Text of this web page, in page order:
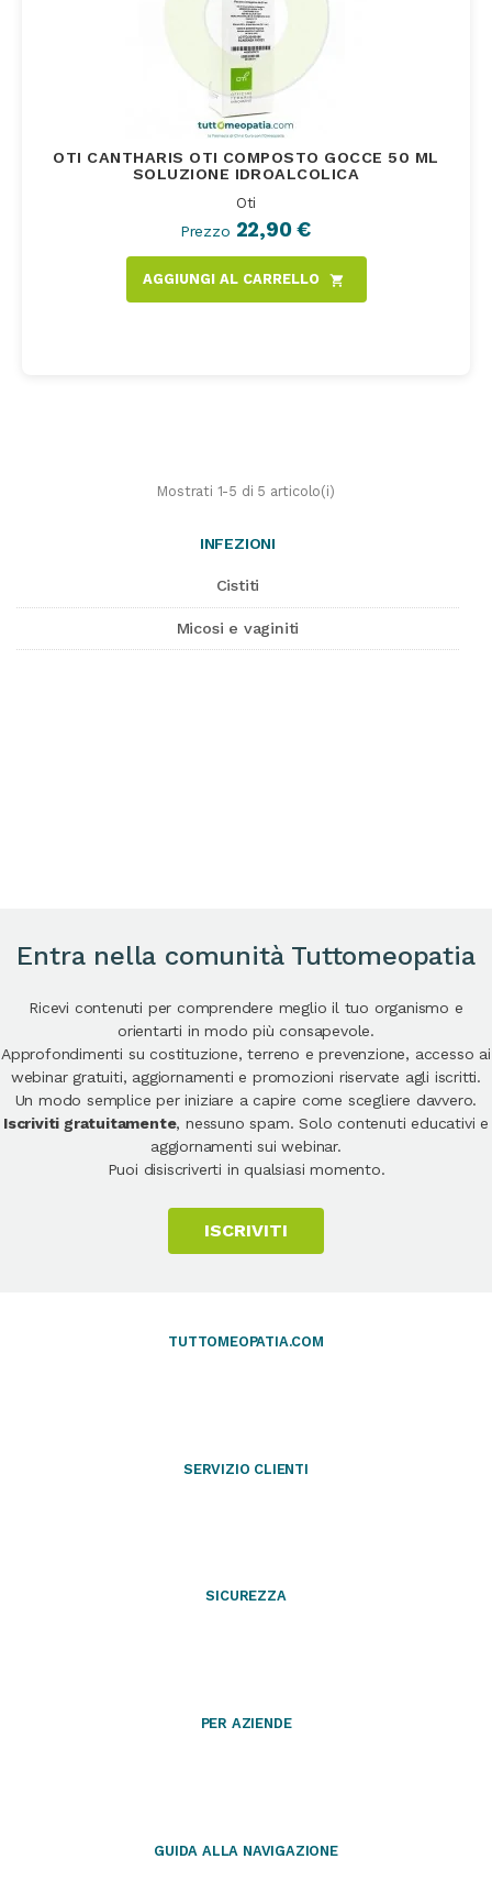
OTI CANTHARIS OTI COMPOSTO GOCCE 50 ML
SOLUZIONE IDROALCOLICA
Oti
Prezzo 22,90 €
AGGIUNGI AL CARRELLO shopping_cart
Mostrati 1-5 di 5 articolo(i)
INFEZIONI
Cistiti
Micosi e vaginiti
Entra nella comunità Tuttomeopatia
Ricevi contenuti per comprendere meglio il tuo organismo e
orientarti in modo più consapevole.
Approfondimenti su costituzione, terreno e prevenzione, accesso ai
webinar gratuiti, aggiornamenti e promozioni riservate agli iscritti.
Un modo semplice per iniziare a capire come scegliere davvero.
Iscriviti gratuitamente, nessuno spam. Solo contenuti educativi e
aggiornamenti sui webinar.
Puoi disiscriverti in qualsiasi momento.
ISCRIVITI
TUTTOMEOPATIA.COM
SERVIZIO CLIENTI
SICUREZZA
PER AZIENDE
GUIDA ALLA NAVIGAZIONE